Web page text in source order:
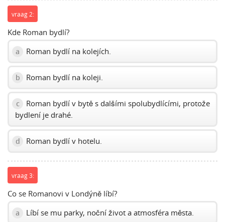
vraag 2:
Kde Roman bydlí?
a Roman bydlí na kolejích.
b Roman bydlí na koleji.
c
Roman bydlí v bytě s dalšími spolubydlícími, protože
bydlení je drahé.
d Roman bydlí v hotelu.
vraag 3:
Co se Romanovi v Londýně líbí?
a Líbí se mu parky, noční život a atmosféra města.